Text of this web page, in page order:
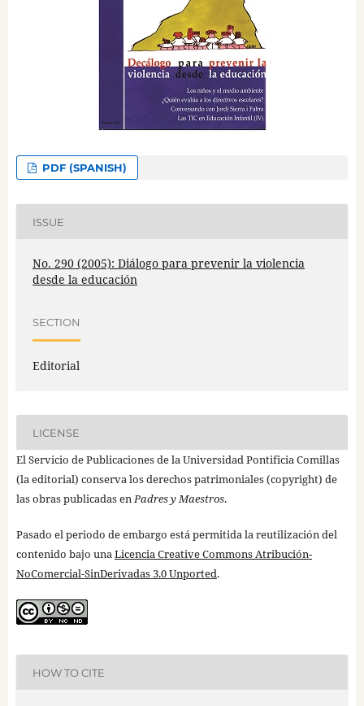
PDF (SPANISH)
ISSUE
No. 290 (2005): Diálogo para prevenir la violencia
desde la educación
SECTION
Editorial
LICENSE
El Servicio de Publicaciones de la Universidad Pontificia Comillas
(la editorial) conserva los derechos patrimoniales (copyright) de
las obras publicadas enPadres y Maestros.
Pasado el periodo de embargo está permitida la reutilización del
contenido bajo unaLicencia Creative Commons Atribución-
NoComercial-SinDerivadas 3.0 Unported.
HOW TO CITE